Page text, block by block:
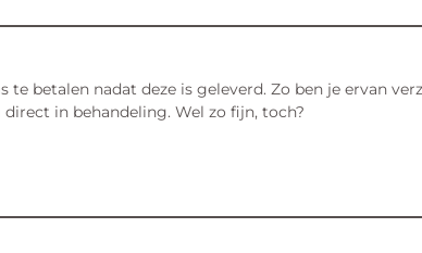
te betalen nadat deze is geleverd. Zo ben je ervan
in behandeling. Wel zo fijn, toch?